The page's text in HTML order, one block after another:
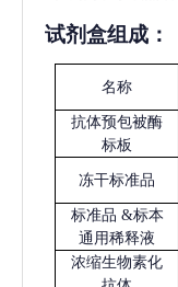
试剂盒组成：
名称
抗体预包被酶
标板
冻干标准品
标准品 &标本
通用稀释液
浓缩生物素化